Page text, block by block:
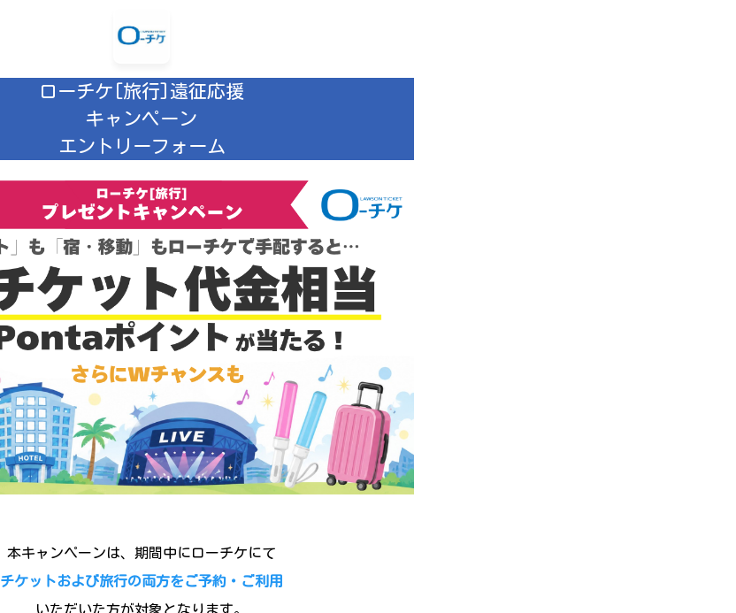
ローチケ[旅行]遠征応援
キャンペーン
エントリーフォーム
本キャンペーンは、期間中にローチケにて
チケットおよび旅行の両方をご予約・ご利用
いただいた方が対象となります。